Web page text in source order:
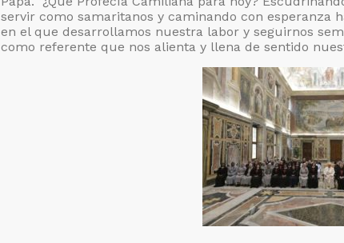
servir como samaritanos y caminando con esperanza
en el que desarrollamos nuestra labor y seguirnos
como referente que nos alienta y llena de sentido